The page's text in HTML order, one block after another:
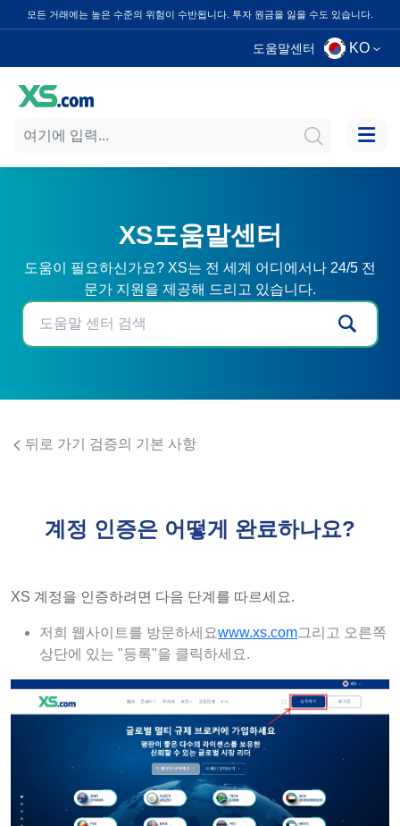
모든 거래에는 높은 수준의 위험이 수반됩니다. 투자 원금을 잃을 수도 있습니다.
도움말센터 KO
XS도움말센터
도움이 필요하신가요? XS는 전 세계 어디에서나 24/5 전
문가 지원을 제공해 드리고 있습니다.
뒤로 가기 검증의 기본 사항
계정 인증은 어떻게 완료하나요?
XS 계정을 인증하려면 다음 단계를 따르세요.
저희 웹사이트를 방문하세요www.xs.com그리고 오른쪽
상단에 있는 "등록"을 클릭하세요.